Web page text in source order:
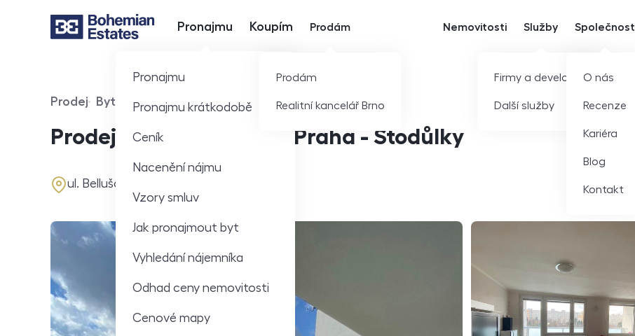
Hlavní nabídka
Pronajmu
Pronajmu
Pronajmu krátkodobě
Ceník
Nacenění nájmu
Vzory smluv
Jak pronajmout byt
Vyhledání nájemníka
Odhad ceny nemovitosti
Cenové mapy
Koupím Prodám
Prodám
Realitní kancelář Brno
Nemovitosti Služby
Firmy a developeři
Další služby
Společnost
O nás
Recenze
Kariéra
Blog
Kontakt
Typ nabídky
Prodej
Typ nemovitosti
Byt
Prodej bytu 3+kk 81 m², Praha - Stodůlky
adresa
ul. Bellušova, Praha